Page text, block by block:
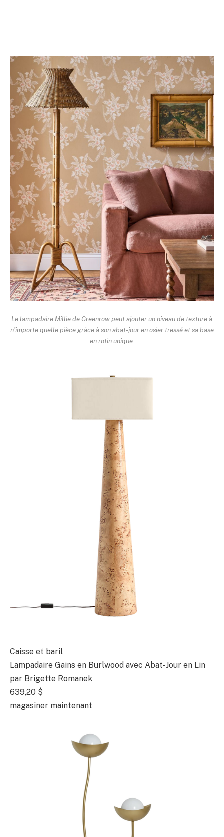
Le lampadaire Millie de Greenrow peut ajouter un niveau de texture à
n’importe quelle pièce grâce à son abat-jour en osier tressé et sa base
en rotin unique.
Caisse et baril
Lampadaire Gains en Burlwood avec Abat-Jour en Lin
par Brigette Romanek
639,20 $
magasiner maintenant